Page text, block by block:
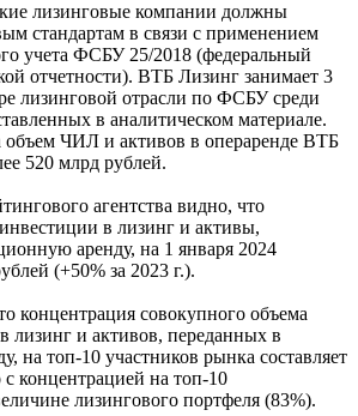
лизинговые компании должны
стандартам в связи с применением
учета ФСБУ 25/2018 (федеральный
отчетности). ВТБ Лизинг занимает 3
лизинговой отрасли по ФСБУ среди
в аналитическом материале.
объем ЧИЛ и активов в операренде ВТБ
520 млрд рублей.
агентства видно, что
в лизинг и активы,
аренду, на 1 января 2024
(+50% за 2023 г.).
концентрация совокупного объема
лизинг и активов, переданных в
на топ-10 участников рынка составляет
с концентрацией на топ-10
лизингового портфеля (83%).